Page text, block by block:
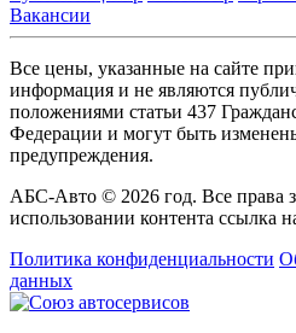
Вакансии
Все цены, указанные на сайте
информация и не являются
положениями статьи 437
Федерации и могут быть
предупреждения.
АБС-Авто © 2026 год. Все права
использовании контента ссылка
Политика конфиденциальности
данных